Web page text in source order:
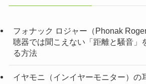
フォナック ロジャー（Phonak
聴器では聞こえない「距離と騒音」
る方法
イヤモニ（インイヤーモニター）の